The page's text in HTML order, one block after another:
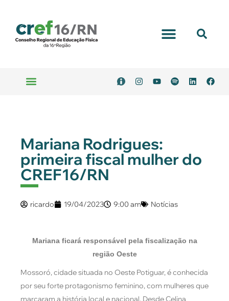
Mariana Rodrigues:
primeira fiscal mulher do
CREF16/RN
ricardo 19/04/2023 9:00 am Notícias
Mariana ficará responsável pela fiscalização na
região Oeste
Mossoró, cidade situada no Oeste Potiguar, é conhecida
por seu forte protagonismo feminino, com mulheres que
marcaram a história local e nacional. Desde Celina